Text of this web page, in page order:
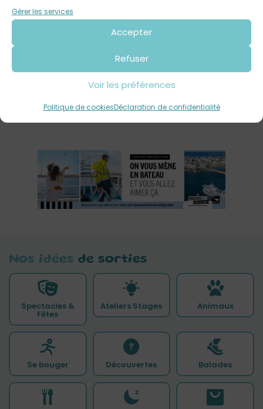
Gérer les services
Accepter
Refuser
Voir les préférences
Politique de cookiesDéclaration de confidentialité
Cap à loup’est / Domaine de Menez
Meur
Nos idées de sorties
Spectacles &
Fêtes
Ateliers Stages Animaux
Se bouger Découvertes Balades